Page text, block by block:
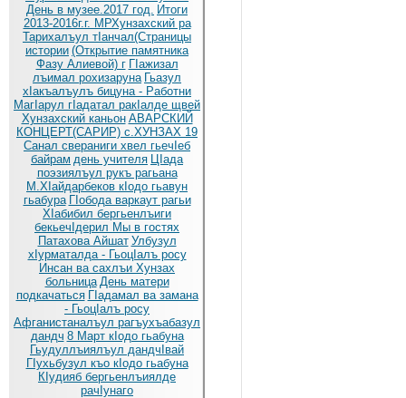
День в музее.2017 год. Итоги
2013-2016г.г. МРХунзахский ра
Тарихалъул тIанчал(Страницы
истории (Открытие памятника
Фазу Алиевой) г ГIажизал
лъимал рохизаруна Гьазул
хIакъалъулъ бицуна - Работни
МагIарул гIадатал ракIалде щвей
Хунзахский каньон АВАРСКИЙ
КОНЦЕРТ(САРИР) с.ХУНЗАХ 19
Санал свераниги хвел гьечIеб
байрам день учителя ЦIада
поэзиялъул рукъ рагьана
М.ХIайдарбеков кIодо гьавун
гьабура ГIобода варкаут рагьи
ХIабибил бергьенлъиги
бекьечIдерил Мы в гостях
Патахова Айшат Улбузул
хIурматалда - ГьоцIалъ росу
Инсан ва сахлъи Хунзах
больница День матери
подкачаться ГIадамал ва замана
- ГьоцIалъ росу
Афганистаналъул рагъухъабазул
дандч 8 Март кIодо гьабуна
Гьудуллъиялъул дандчIвай
ГIухьбузул къо кIодо гьабуна
КIудияб бергьенлъиялде
рачIунаго